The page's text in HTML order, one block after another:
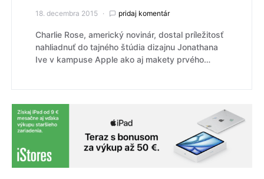
18. decembra 2015 pridaj komentár
Charlie Rose, americký novinár, dostal príležitosť
nahliadnuť do tajného štúdia dizajnu Jonathana
Ive v kampuse Apple ako aj makety prvého…